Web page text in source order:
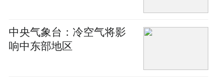
中央气象台：冷空气将影
响中东部地区